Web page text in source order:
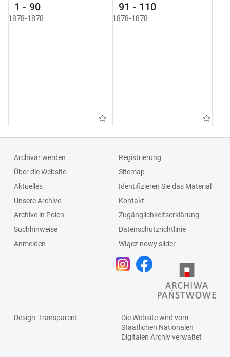
1 - 90
1878-1878
91 - 110
1878-1878
Archivar werden
Über die Website
Aktuelles
Unsere Archive
Archive in Polen
Suchhinweise
Anmelden
Registrierung
Sitemap
Identifizieren Sie das Material
Kontakt
Zugänglichkeitserklärung
Datenschutzrichtlinie
Włącz nowy slider
Design: Transparent
Die Website wird vom
Staatlichen Nationalen
Digitalen Archivverwaltet